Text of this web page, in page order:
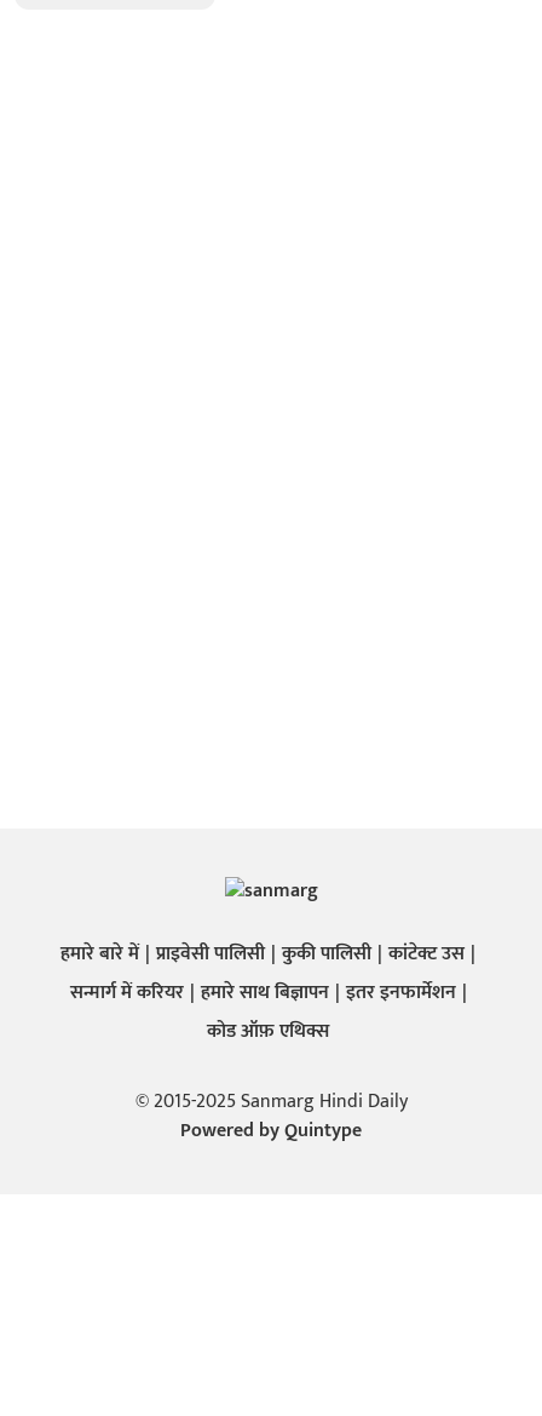
हमारे बारे में प्राइवेसी पालिसी कुकी पालिसी कांटेक्ट उस
सन्मार्ग में करियर हमारे साथ बिज्ञापन इतर इनफार्मेशन
कोड ऑफ़ एथिक्स
© 2015-2025 Sanmarg Hindi Daily
Powered byQuintype